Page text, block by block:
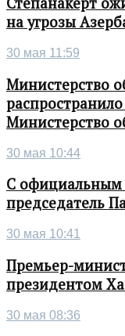
на угрозы
30 мая 11:59
Министерство
Министерство
30 мая 10:44
С
председатель
30 мая 10:41
Премьер-
президентом
30 мая 08:36